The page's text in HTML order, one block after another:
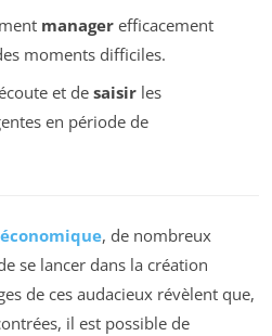
managerefficacement
moments difficiles.
et de saisirles
en période de
, de nombreux
se lancer dans la création
de ces audacieux révèlent que,
il est possible de